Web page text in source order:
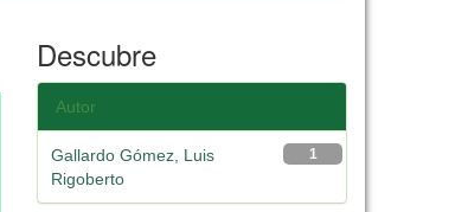
Descubre
Autor
1
Gallardo Gómez, Luis
Rigoberto